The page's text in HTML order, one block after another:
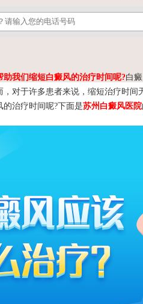
助我们缩短白癜风的治疗时间呢?白
对于许多患者来说，缩短治疗时间
治疗时间呢?下面是苏州白癜风医院